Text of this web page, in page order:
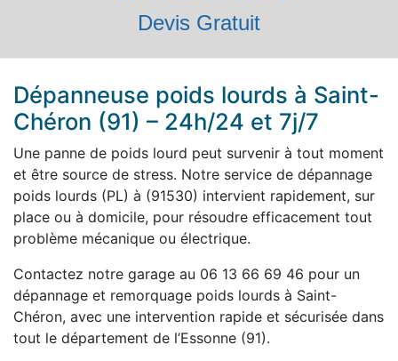
Devis Gratuit
Dépanneuse poids lourds à Saint-
Chéron (91) – 24h/24 et 7j/7
Une panne de poids lourd peut survenir à tout moment
et être source de stress. Notre service de dépannage
poids lourds (PL) à (91530) intervient rapidement, sur
place ou à domicile, pour résoudre efficacement tout
problème mécanique ou électrique.
Contactez notre garage au 06 13 66 69 46 pour un
dépannage et remorquage poids lourds à Saint-
Chéron, avec une intervention rapide et sécurisée dans
tout le département de l’Essonne (91).